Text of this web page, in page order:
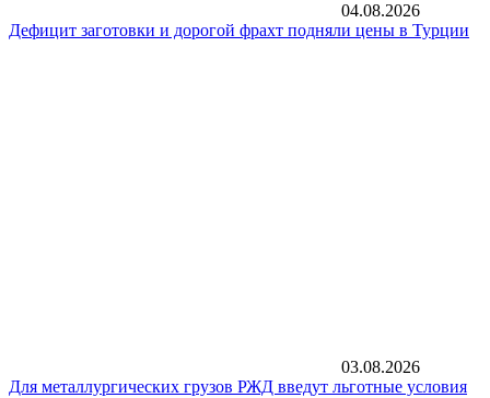
04.08.2026
Дефицит заготовки и дорогой фрахт подняли цены в Турции
03.08.2026
Для металлургических грузов РЖД введут льготные условия